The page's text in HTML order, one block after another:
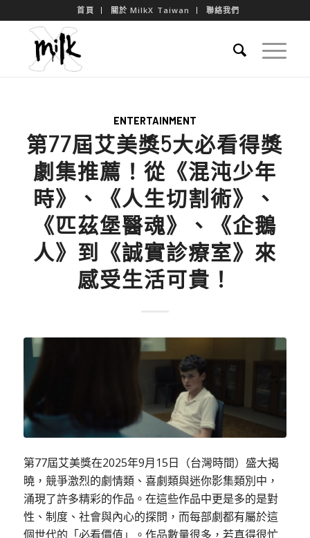
首頁 關於 MilkX Taiwan 聯絡我們
ENTERTAINMENT
第77屆艾美獎5大必看得獎
劇集推薦！從《混沌少年
時》、《人生切割術》、
《匹茲堡醫魂》、《企鵝
人》到《誠實診療室》來
感受生活可貴！
第77屆艾美獎在2025年9月15日（台灣時間）盛大揭
曉，競爭激烈的劇情類、喜劇類與迷你影集類別中，
涌現了許多精彩的作品。在這些作品中更是多的是對
性、制度、社會與內心的探問，而每部劇都有屬於這
個世代的「必看價值」。作品數量很多，若真得很忙